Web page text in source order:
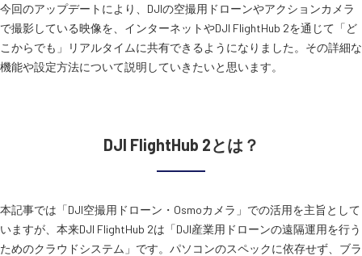
今回のアップデートにより、DJIの空撮用ドローンやアクションカメラ
で撮影している映像を、インターネットやDJI FlightHub 2を通じて「ど
こからでも」リアルタイムに共有できるようになりました。その詳細な
機能や設定方法について説明していきたいと思います。
DJI FlightHub 2とは？
本記事では「DJI空撮用ドローン・Osmoカメラ」での活用を主旨として
いますが、本来DJI FlightHub 2は「DJI産業用ドローンの遠隔運用を行う
ためのクラウドシステム」です。パソコンのスペックに依存せず、ブラ